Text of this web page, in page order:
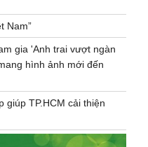
Nam”
gia 'Anh trai vượt ngàn
hình ảnh mới đến
giúp TP.HCM cải thiện